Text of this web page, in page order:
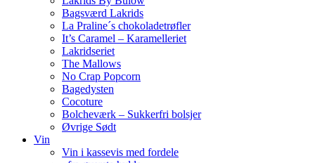
Bagsværd Lakrids
La Praline´s chokoladetrøfler
It’s Caramel – Karamelleriet
Lakridseriet
The Mallows
No Crap Popcorn
Bagedysten
Cocoture
Bolcheværk – Sukkerfri bolsjer
Øvrige Sødt
Vin
Vin i kassevis med fordele